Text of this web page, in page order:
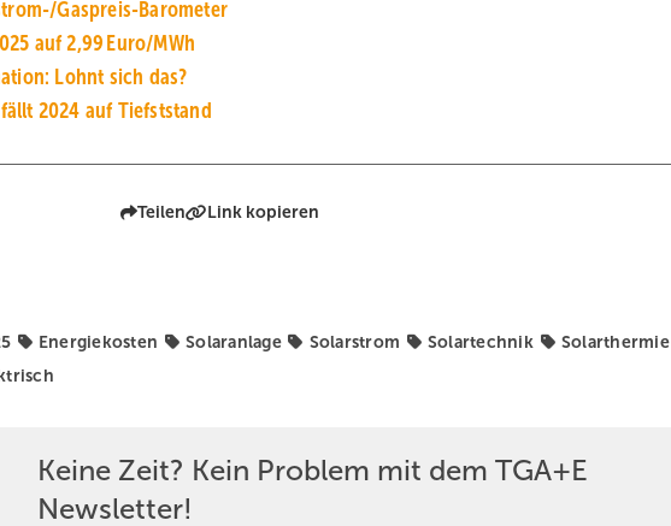
Gaspreis-Barometer
auf 2,99 Euro/MWh
Lohnt sich das?
2024 auf Tiefststand
Teilen Link kopieren
Energiekosten Solaranlage Solarstrom Solartechnik
Solarthermie
Keine Zeit? Kein Problem mit dem TGA+E
Newsletter!